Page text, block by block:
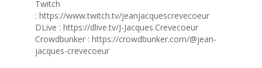
Twitch
: https://www.twitch.tv/jeanjacquescrevecoeur
DLive : https://dlive.tv/J-Jacques.Crevecoeur
Crowdbunker : https://crowdbunker.com/@jean-
jacques-crevecoeur